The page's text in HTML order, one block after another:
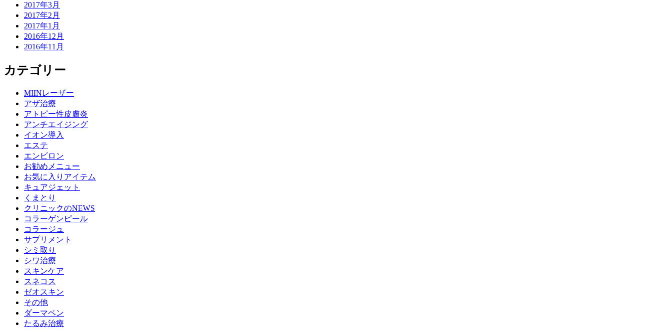
2017年3月
2017年2月
2017年1月
2016年12月
2016年11月
カテゴリー
MIINレーザー
アザ治療
アトピー性皮膚炎
アンチエイジング
イオン導入
エステ
エンビロン
お勧めメニュー
お気に入りアイテム
キュアジェット
くまとり
クリニックのNEWS
コラーゲンピール
コラージュ
サプリメント
シミ取り
シワ治療
スキンケア
スネコス
ゼオスキン
その他
ダーマペン
たるみ治療